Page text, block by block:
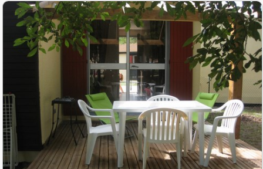
Hourtin
Activités▼
Accès